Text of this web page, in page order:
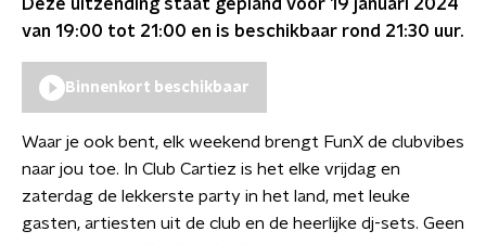
Deze uitzending staat gepland voor 19 januari 2024
van 19:00 tot 21:00 en is beschikbaar rond 21:30 uur.
Binnenkort beschikbaar
Waar je ook bent, elk weekend brengt FunX de clubvibes
naar jou toe. In Club Cartiez is het elke vrijdag en
zaterdag de lekkerste party in het land, met leuke
gasten, artiesten uit de club en de heerlijke dj-sets. Geen